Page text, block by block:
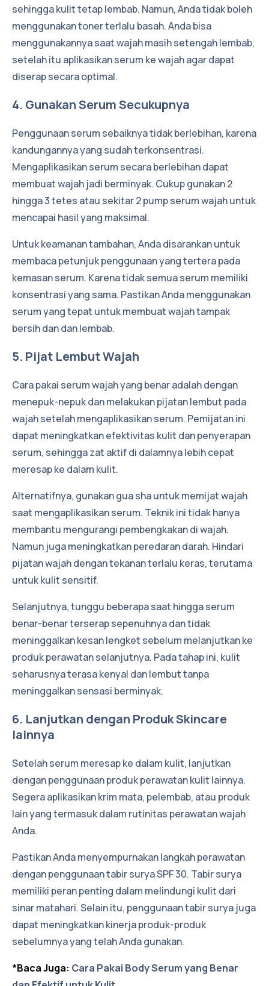
sehingga kulit tetap lembab. Namun, Anda tidak boleh
menggunakan toner terlalu basah. Anda bisa
menggunakannya saat wajah masih setengah lembab,
setelah itu aplikasikan serum ke wajah agar dapat
diserap secara optimal.
4. Gunakan Serum Secukupnya
Penggunaan serum sebaiknya tidak berlebihan, karena
kandungannya yang sudah terkonsentrasi.
Mengaplikasikan serum secara berlebihan dapat
membuat wajah jadi berminyak. Cukup gunakan 2
hingga 3 tetes atau sekitar 2 pump serum wajah untuk
mencapai hasil yang maksimal.
Untuk keamanan tambahan, Anda disarankan untuk
membaca petunjuk penggunaan yang tertera pada
kemasan serum. Karena tidak semua serum memiliki
konsentrasi yang sama. Pastikan Anda menggunakan
serum yang tepat untuk membuat wajah tampak
bersih dan dan lembab.
5. Pijat Lembut Wajah
Cara pakai serum wajah yang benar adalah dengan
menepuk-nepuk dan melakukan pijatan lembut pada
wajah setelah mengaplikasikan serum. Pemijatan ini
dapat meningkatkan efektivitas kulit dan penyerapan
serum, sehingga zat aktif di dalamnya lebih cepat
meresap ke dalam kulit.
Alternatifnya, gunakan gua sha untuk memijat wajah
saat mengaplikasikan serum. Teknik ini tidak hanya
membantu mengurangi pembengkakan di wajah.
Namun juga meningkatkan peredaran darah. Hindari
pijatan wajah dengan tekanan terlalu keras, terutama
untuk kulit sensitif.
Selanjutnya, tunggu beberapa saat hingga serum
benar-benar terserap sepenuhnya dan tidak
meninggalkan kesan lengket sebelum melanjutkan ke
produk perawatan selanjutnya. Pada tahap ini, kulit
seharusnya terasa kenyal dan lembut tanpa
meninggalkan sensasi berminyak.
6. Lanjutkan dengan Produk Skincare
lainnya
Setelah serum meresap ke dalam kulit, lanjutkan
dengan penggunaan produk perawatan kulit lainnya.
Segera aplikasikan krim mata, pelembab, atau produk
lain yang termasuk dalam rutinitas perawatan wajah
Anda.
Pastikan Anda menyempurnakan langkah perawatan
dengan penggunaan tabir surya SPF 30. Tabir surya
memiliki peran penting dalam melindungi kulit dari
sinar matahari. Selain itu, penggunaan tabir surya juga
dapat meningkatkan kinerja produk-produk
sebelumnya yang telah Anda gunakan.
*Baca Juga: Cara Pakai Body Serum yang Benar